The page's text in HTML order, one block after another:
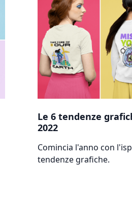
Le 6 tendenze
2022
Comincia l'anno con
tendenze grafiche.